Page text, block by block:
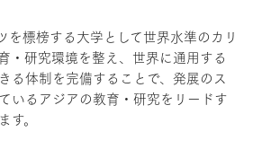
を標榜する大学として世界水準のカリ
・研究環境を整え、世界に通用する
る体制を完備することで、発展のス
いるアジアの教育・研究をリードす
。